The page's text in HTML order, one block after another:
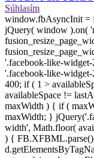
Súhlasím
window.fbAsyncInit =
jQuery( window ).on(
'.facebook-like-
'.facebook-like-
400; if ( 1 >
availableSpace !=
maxWidth ) { if (
maxWidth; }
width', Math.floor(
) {